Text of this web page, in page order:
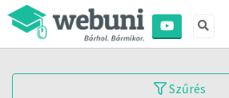
Szűrés